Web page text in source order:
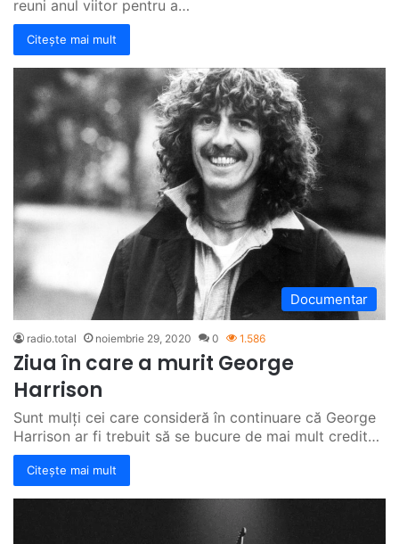
reuni anul viitor pentru a…
Citește mai mult
Documentar
radio.total noiembrie 29, 2020 0 1.586
Ziua în care a murit George
Harrison
Sunt mulți cei care consideră în continuare că George
Harrison ar fi trebuit să se bucure de mai mult credit…
Citește mai mult